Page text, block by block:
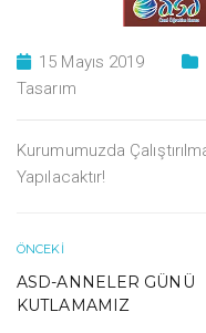
15 Mayıs 2019
Tasarım
Kurumumuzda
Yapılacaktır!
ÖNCEKI
ASD-ANNELER GÜNÜ
KUTLAMAMIZ